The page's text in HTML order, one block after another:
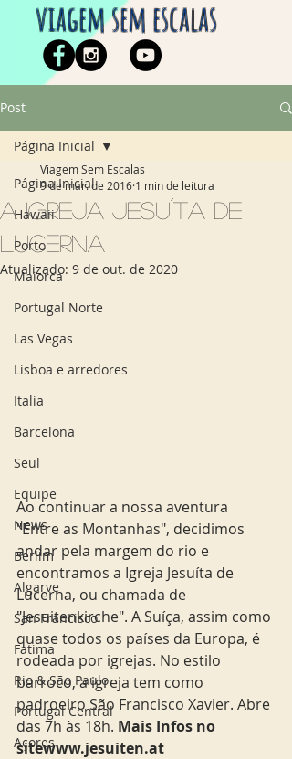
viagem sem escalas
Post
Página Inicial
Hawaii
Porto
Maiorca
Portugal Norte
Las Vegas
Lisboa e arredores
Italia
Barcelona
Seul
Equipe
News
Berlim
Algarve
San Francisco
Fatima
Rio & São Paulo
Portugal Central
Açores
Página Inicial
A igreja Jesuíta de
Lucerna
Viagem Sem Escalas
9 de mar. de 2016 1 min de leitura
Atualizado: 9 de out. de 2020
Ao continuar a nossa aventura
"Entre as Montanhas", decidimos
andar pela margem do rio e
encontramos a Igreja Jesuíta de
Lucerna, ou chamada de
"Jesuitenkirche". A Suíça, assim como
quase todos os países da Europa, é
rodeada por igrejas. No estilo
barroco, a igreja tem como
padroeiro São Francisco Xavier. Abre
das 7h às 18h. Mais Infos no
sitewww.jesuiten.at